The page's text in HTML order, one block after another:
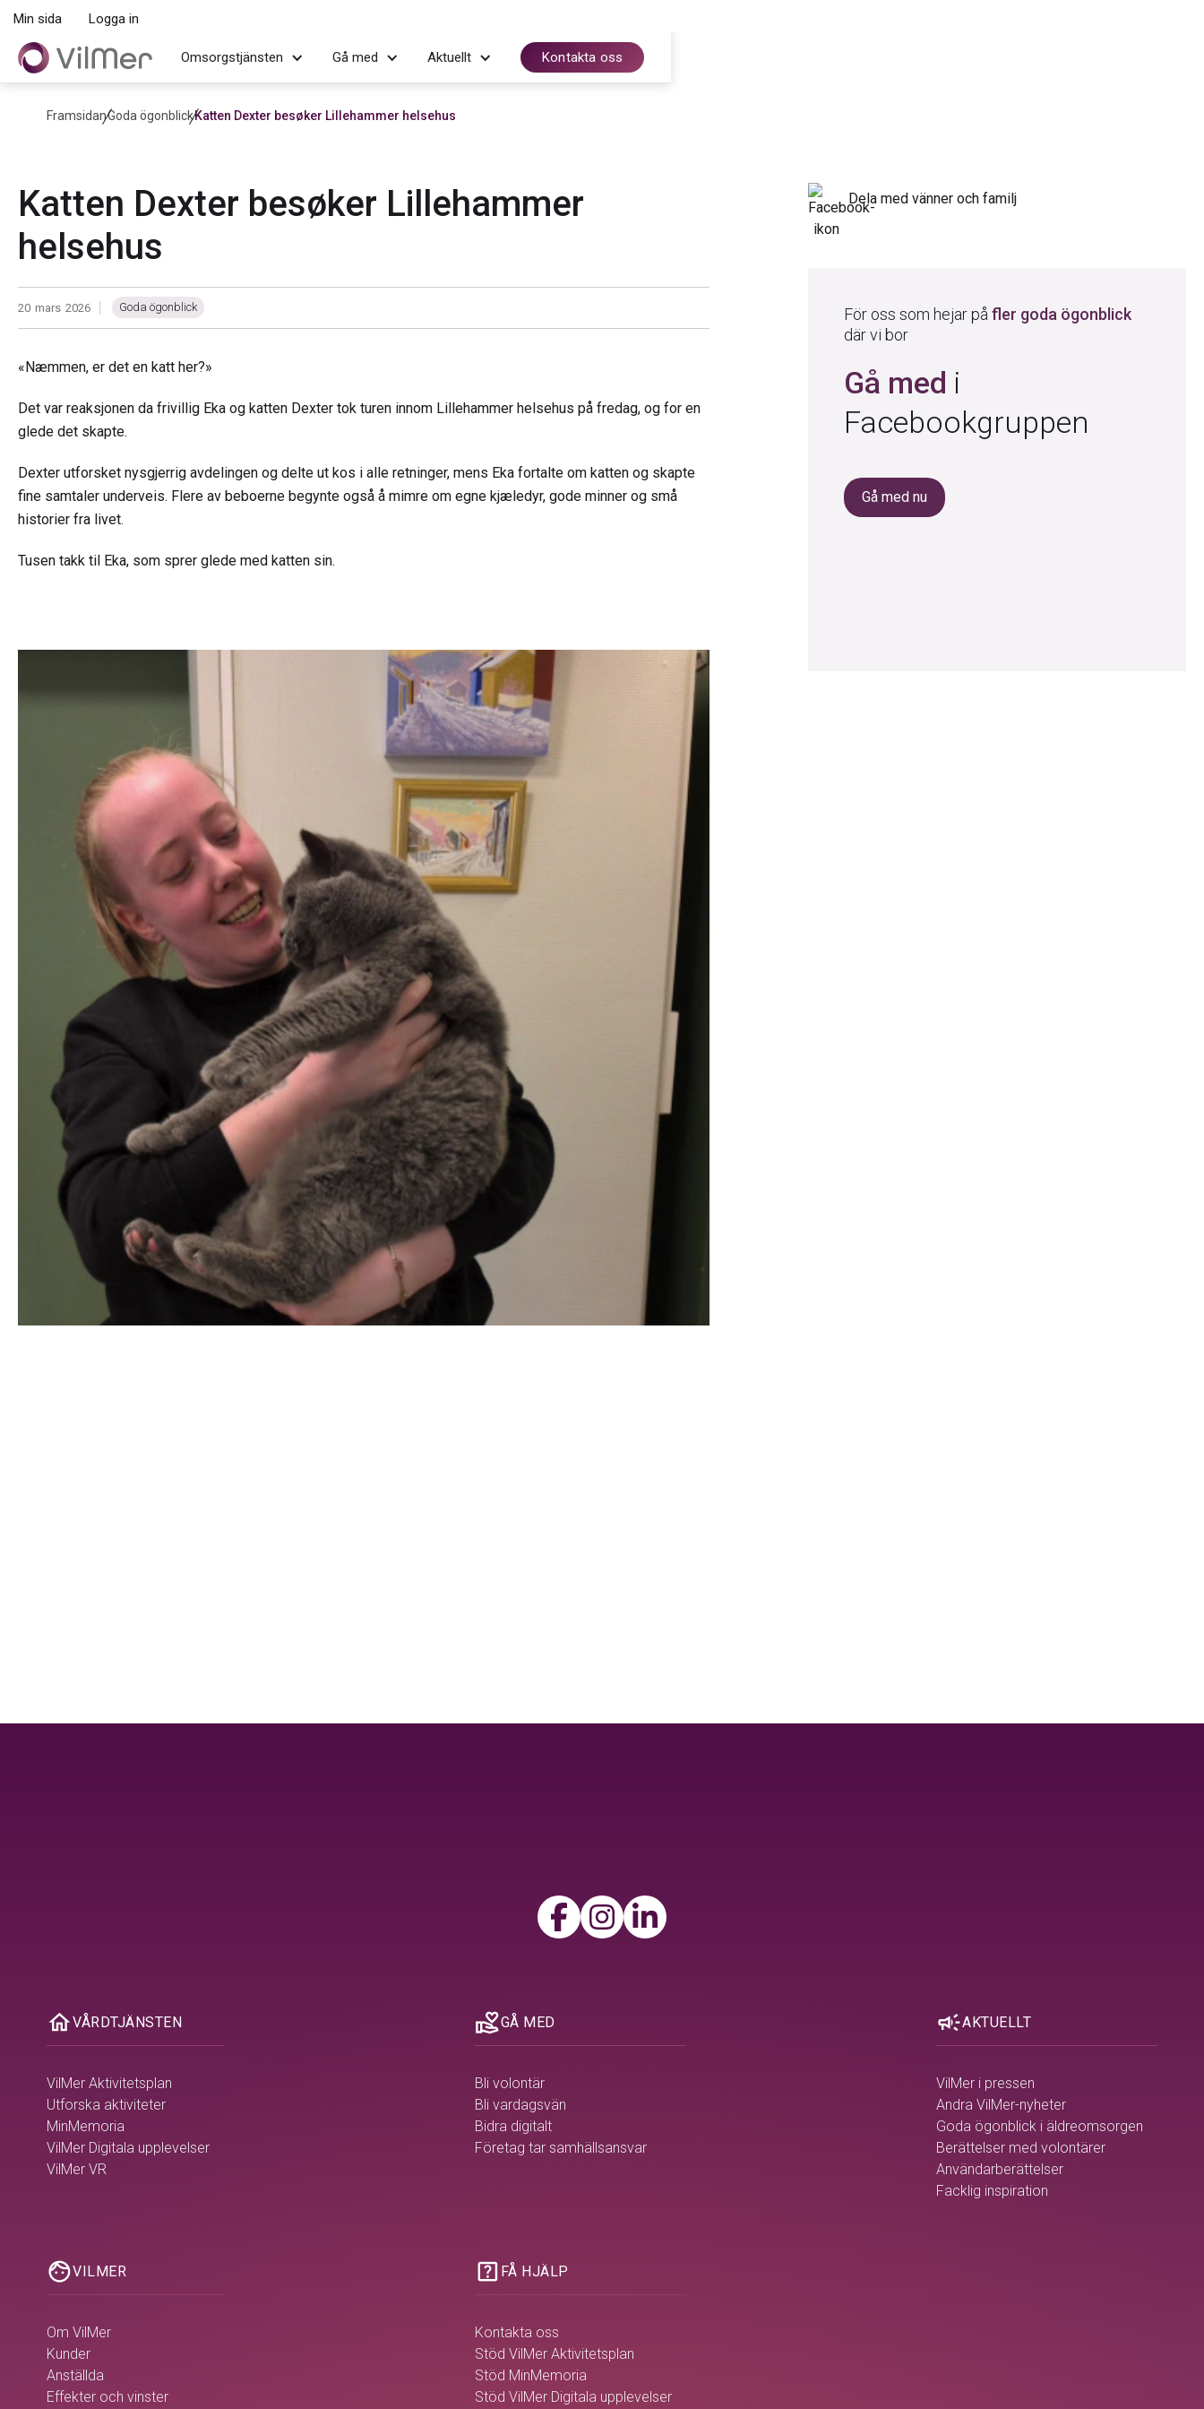
Min sida Logga in
Omsorgstjänsten Gå med Aktuellt Kontakta oss
FramsidanGoda ögonblickKatten Dexter besøker Lillehammer helsehus
Katten Dexter besøker Lillehammer
helsehus
20 mars 2026 Goda ögonblick
«Næmmen, er det en katt her?»
Det var reaksjonen da frivillig Eka og katten Dexter tok turen innom Lillehammer helsehus på fredag, og for en
glede det skapte.
Dexter utforsket nysgjerrig avdelingen og delte ut kos i alle retninger, mens Eka fortalte om katten og skapte
fine samtaler underveis. Flere av beboerne begynte også å mimre om egne kjæledyr, gode minner og små
historier fra livet.
Tusen takk til Eka, som sprer glede med katten sin.
Dela med vänner och familj
För oss som hejar påfler goda ögonblick
där vi bor
Gå med i
Facebookgruppen
Gå med nu
homeVÅRDTJÄNSTEN
VilMer Aktivitetsplan
Utforska aktiviteter
MinMemoria
VilMer Digitala upplevelser
VilMer VR
volunteer_activismGÅ MED
Bli volontär
Bli vardagsvän
Bidra digitalt
Företag tar samhällsansvar
campaignAKTUELLT
VilMer i pressen
Andra VilMer-nyheter
Goda ögonblick i äldreomsorgen
Berättelser med volontärer
Användarberättelser
Facklig inspiration
faceVILMER
Om VilMer
Kunder
Anställda
Effekter och vinster
help_center FÅ HJÄLP
Kontakta oss
Stöd VilMer Aktivitetsplan
Stöd MinMemoria
Stöd VilMer Digitala upplevelser